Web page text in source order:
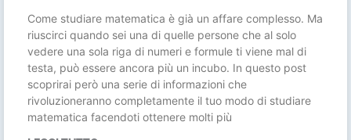
Come studiare matematica è già un affare complesso. Ma
riuscirci quando sei una di quelle persone che al solo
vedere una sola riga di numeri e formule ti viene mal di
testa, può essere ancora più un incubo. In questo post
scoprirai però una serie di informazioni che
rivoluzioneranno completamente il tuo modo di studiare
matematica facendoti ottenere molti più